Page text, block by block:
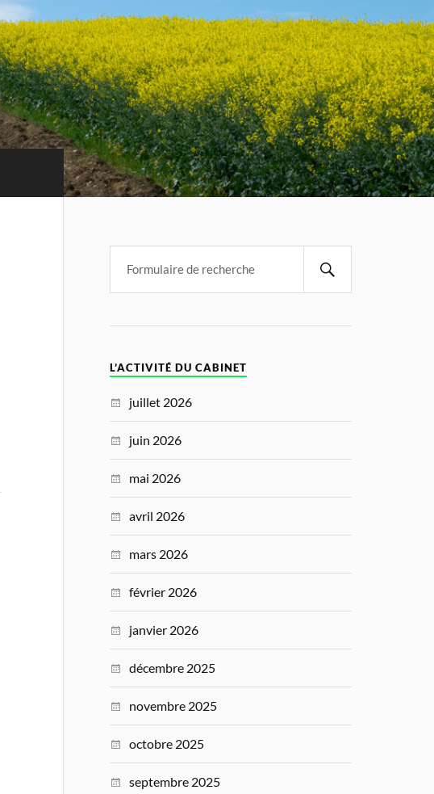
L’ACTIVITÉ DU CABINET
juillet 2026
juin 2026
mai 2026
avril 2026
mars 2026
février 2026
janvier 2026
décembre 2025
novembre 2025
octobre 2025
septembre 2025